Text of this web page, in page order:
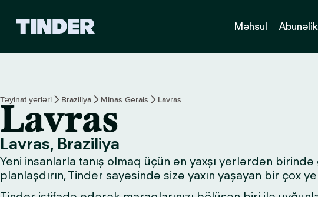
H
m
e
Məhsul
Təyinat yerləri Braziliya Minas Gerais Lavras
Lavras
Lavras, Braziliya
Yeni insanlarla tanış olmaq üçün ən yaxşı yerlərdən
planlaşdırın, Tinder sayəsində sizə yaxın yaşayan bir çox